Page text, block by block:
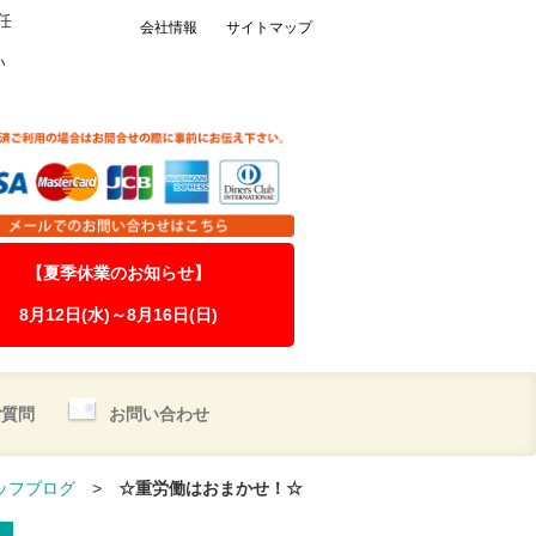
会社情報 サイトマップ
【夏季休業のお知らせ】
8月12日(水)～8月16日(日)
問 お問い合わせ
フブログ > ☆重労働はおまかせ！☆